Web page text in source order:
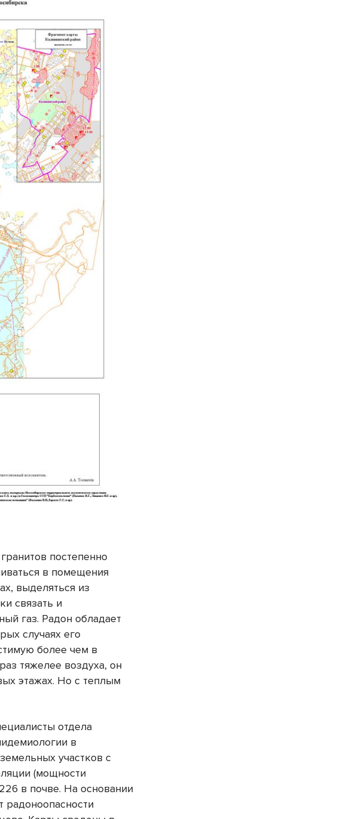
постепенно
в помещения
выделяться из
связать и
газ. Радон обладает
случаях его
более чем в
тяжелее воздуха, он
этажах. Но с теплым
отдела
в
участков с
(мощности
в почве. На основании
радоноопасности